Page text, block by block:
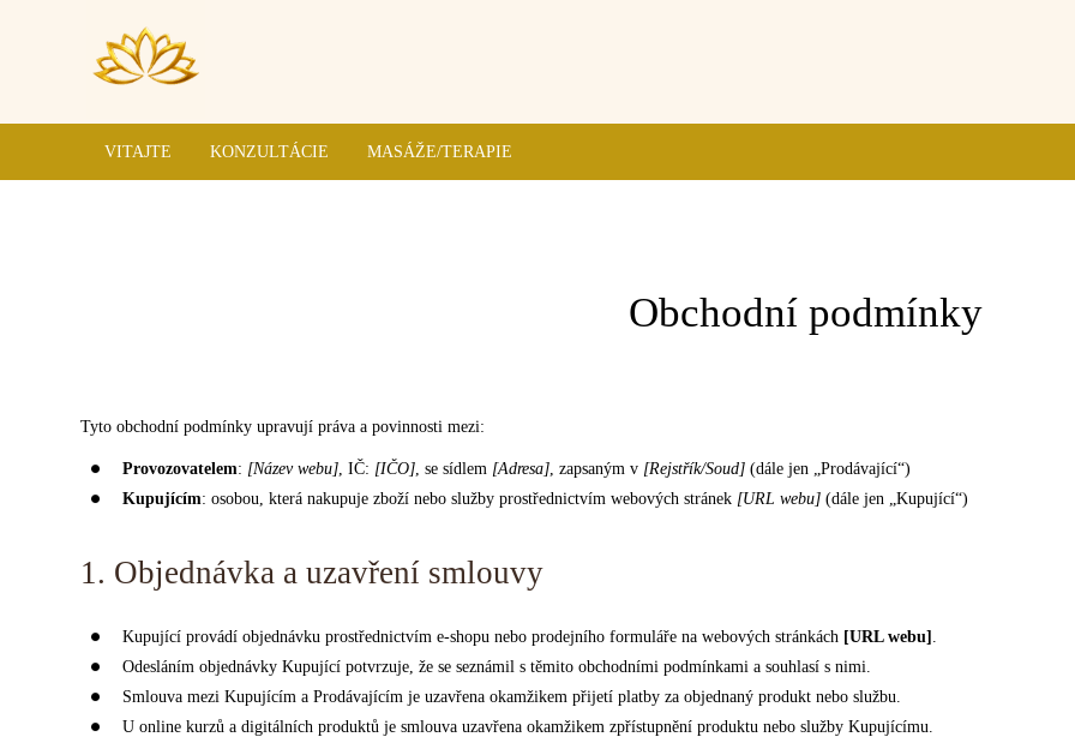
VITAJTE KONZULTÁCIE MASÁŽE/TERAPIE
Obchodní podmínky
Tyto obchodní podmínky upravují práva a povinnosti mezi:
Provozovatelem: [Název webu] , IČ: [IČO] , se sídlem [Adresa] , zapsaným v [Rejstřík/Soud] (dále jen „Prodávající“)
Kupujícím: osobou, která nakupuje zboží nebo služby prostřednictvím webových stránek [URL webu] (dále jen „Kupující“)
1. Objednávka a uzavření smlouvy
Kupující provádí objednávku prostřednictvím e-shopu nebo prodejního formuláře na webových stránkách [URL webu]
Odesláním objednávky Kupující potvrzuje, že se seznámil s těmito obchodními podmínkami a souhlasí s nimi.
Smlouva mezi Kupujícím a Prodávajícím je uzavřena okamžikem přijetí platby za objednaný produkt nebo službu.
U online kurzů a digitálních produktů je smlouva uzavřena okamžikem zpřístupnění produktu nebo služby Kupujícímu.